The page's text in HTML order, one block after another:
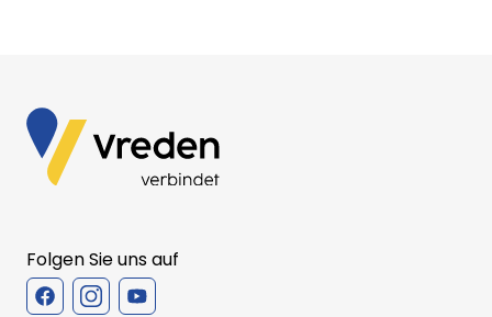
Folgen Sie uns auf